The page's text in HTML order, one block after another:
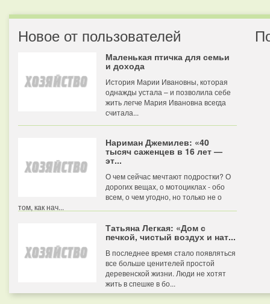
Новое от пользователей
Маленькая птичка для семьи
и дохода
История Марии Ивановны, которая
однажды устала – и позволила себе
жить легче Мария Ивановна всегда
считала...
Нариман Джемилев: «40
тысяч саженцев в 16 лет —
эт...
О чем сейчас мечтают подростки? О
дорогих вещах, о мотоциклах - обо
всем, о чем угодно, но только не о
том, как нач...
Татьяна Легкая: «Дом с
печкой, чистый воздух и нат...
В последнее время стало появляться
все больше ценителей простой
деревенской жизни. Люди не хотят
жить в спешке в бо...